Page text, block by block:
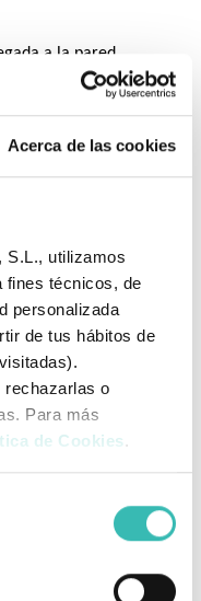
Acerca de las cookies
S.L., utilizamos
fines técnicos, de
personalizada
de tus hábitos de
rechazarlas o
Para más
de Cookies .
a la pared.
vas a usar.
a la pared.
tu dedo más